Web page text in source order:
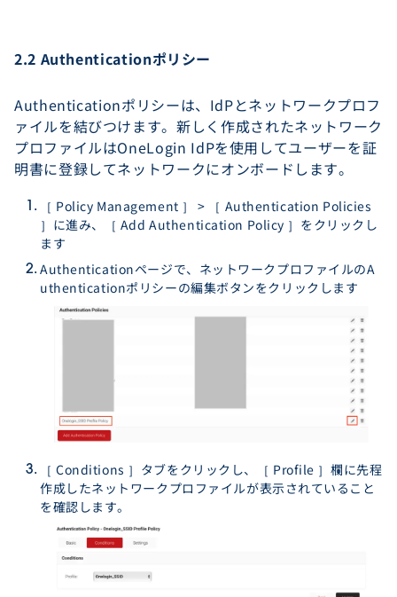
2.2 Authenticationポリシー
Authenticationポリシーは、IdPとネットワークプロフ
ァイルを結びつけます。新しく作成されたネットワーク
プロファイルはOneLogin IdPを使用してユーザーを証
明書に登録してネットワークにオンボードします。
［ Policy Management ］ > ［ Authentication Policies
］に進み、［ Add Authentication Policy ］をクリックし
ます
Authenticationページで、ネットワークプロファイルのA
uthenticationポリシーの編集ボタンをクリックします
［ Conditions ］タブをクリックし、［ Profile ］欄に先程
作成したネットワークプロファイルが表示されていること
を確認します。